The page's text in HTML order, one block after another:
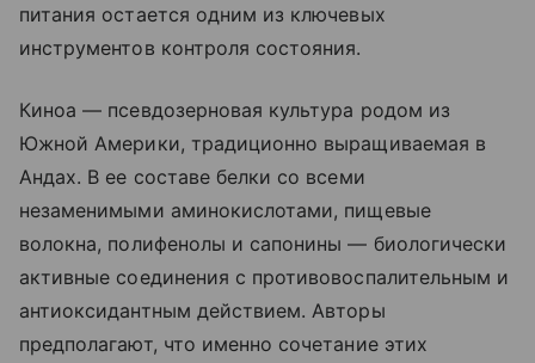
питания остается одним из ключевых
инструментов контроля состояния.
Киноа — псевдозерновая культура родом из
Южной Америки, традиционно выращиваемая в
Андах. В ее составе белки со всеми
незаменимыми аминокислотами, пищевые
волокна, полифенолы и сапонины — биологически
активные соединения с противовоспалительным и
антиоксидантным действием. Авторы
предполагают, что именно сочетание этих